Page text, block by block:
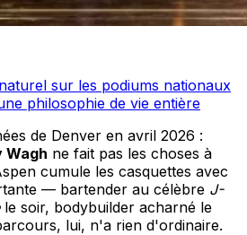
sur les podiums nationaux
philosophie de vie entière
de Denver en avril 2026 :
Wagh ne fait pas les choses à
cumule les casquettes avec
— bartender au célèbre J-
le soir, bodybuilder acharné le
lui, n'a rien d'ordinaire.